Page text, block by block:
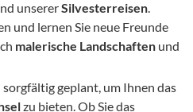
unsererSilvesterreisen.
und lernen Sie neue Freunde
malerische Landschaften und
sorgfältig geplant, um Ihnen das
zu bieten. Ob Sie das